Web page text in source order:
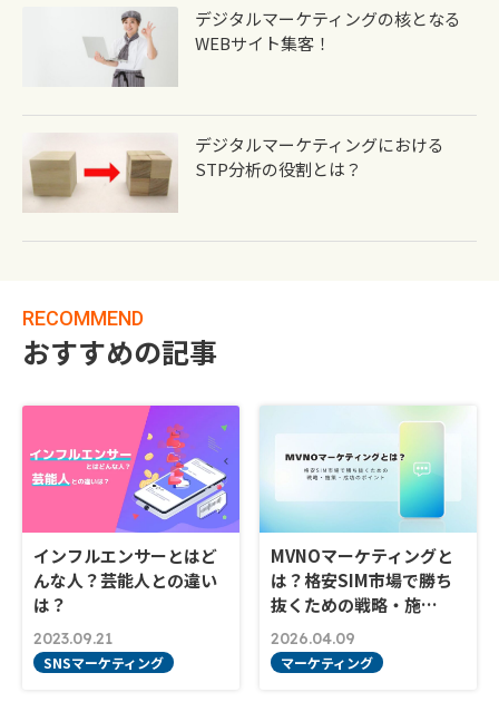
デジタルマーケティングの核となる
WEBサイト集客！
デジタルマーケティングにおける
STP分析の役割とは？
RECOMMEND
おすすめの記事
インフルエンサーとはど
んな人？芸能人との違い
は？
2023.09.21
SNSマーケティング
MVNOマーケティングと
は？格安SIM市場で勝ち
抜くための戦略・施…
2026.04.09
マーケティング